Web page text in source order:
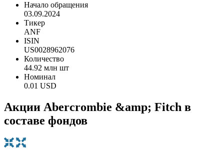
Начало обращения
03.09.2024
Тикер
ANF
ISIN
US0028962076
Количество
44.92 млн шт
Номинал
0.01 USD
Акции Abercrombie &amp; Fitch в
составе фондов